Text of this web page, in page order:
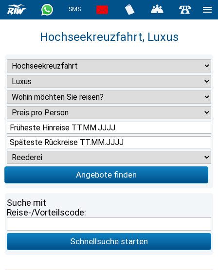
SMS
Hochseekreuzfahrt, Luxus
Angebote finden
Suche mit
Reise-/Vorteilscode:
Schnellsuche starten